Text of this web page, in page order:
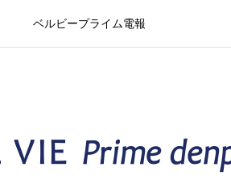
ベルビープライム電報